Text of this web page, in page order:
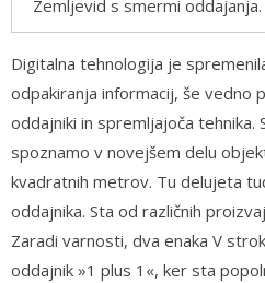
Zemljevid s smermi oddajanja.
Digitalna tehnologija je
odpakiranja informacij, še vedno
oddajniki in spremljajoča tehnika.
spoznamo v novejšem delu
kvadratnih metrov. Tu delujeta
oddajnika. Sta od različnih
Zaradi varnosti, dva enaka V
oddajnik »1 plus 1«, ker sta